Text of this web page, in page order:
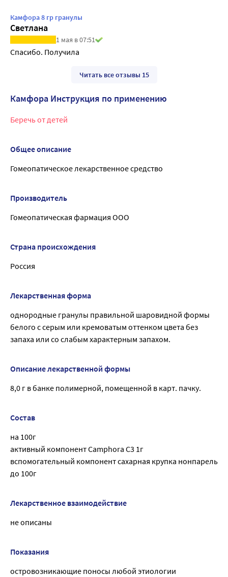
Камфора 8 гр гранулы
Светлана
1 мая в 07:51
Спасибо. Получила
Читать все отзывы 15
Камфора Инструкция по применению
Беречь от детей
Общее описание
Гомеопатическое лекарственное средство
Производитель
Гомеопатическая фармация ООО
Страна происхождения
Россия
Лекарственная форма
однородные гранулы правильной шаровидной формы
белого с серым или кремоватым оттенком цвета без
запаха или со слабым характерным запахом.
Описание лекарственной формы
8,0 г в банке полимерной, помещенной в карт. пачку.
Состав
на 100г
активный компонент Camphora C3 1г
вспомогательный компонент сахарная крупка нонпарель
до 100г
Лекарственное взаимодействие
не описаны
Показания
островозникающие поносы любой этиологии